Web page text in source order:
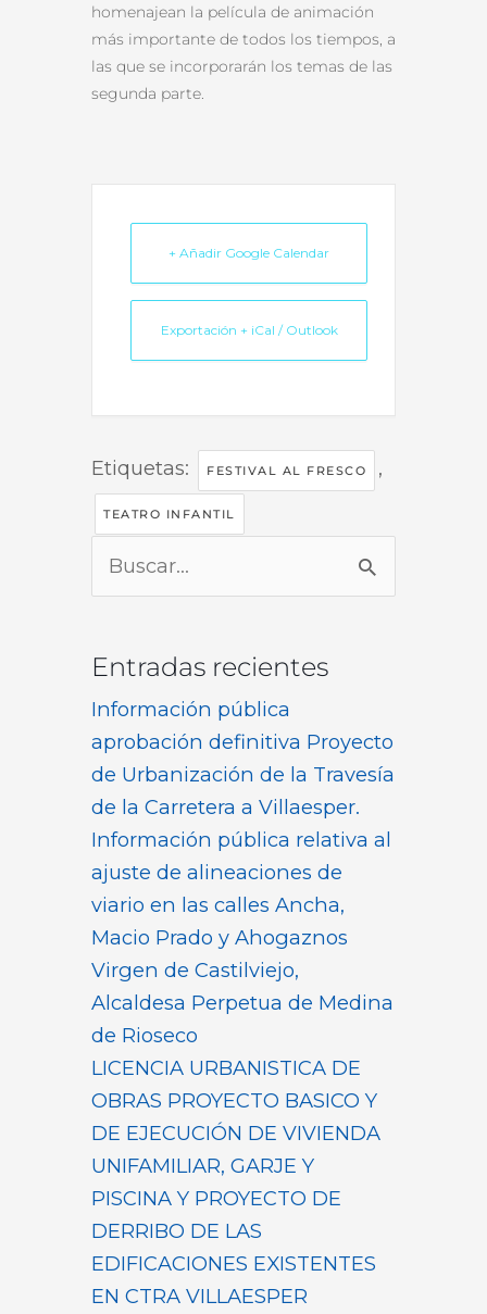
homenajean la película de animación
más importante de todos los tiempos, a
las que se incorporarán los temas de las
segunda parte.
+ Añadir Google Calendar
Exportación + iCal / Outlook
Etiquetas: FESTIVAL AL FRESCO ,
TEATRO INFANTIL
Buscar
por:
Entradas recientes
Información pública
aprobación definitiva Proyecto
de Urbanización de la Travesía
de la Carretera a Villaesper.
Información pública relativa al
ajuste de alineaciones de
viario en las calles Ancha,
Macio Prado y Ahogaznos
Virgen de Castilviejo,
Alcaldesa Perpetua de Medina
de Rioseco
LICENCIA URBANISTICA DE
OBRAS PROYECTO BASICO Y
DE EJECUCIÓN DE VIVIENDA
UNIFAMILIAR, GARJE Y
PISCINA Y PROYECTO DE
DERRIBO DE LAS
EDIFICACIONES EXISTENTES
EN CTRA VILLAESPER